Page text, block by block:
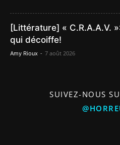
[Littérature] « C.R.A.A.V.
qui décoiffe!
Amy Rioux - 7 août 2026
SUIVEZ-NOUS